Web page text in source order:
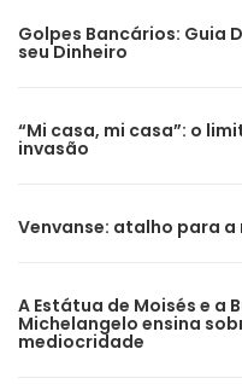
Golpes Bancários: Guia
seu Dinheiro
“Mi casa, mi casa”: o
invasão
Venvanse: atalho para a
A Estátua de Moisés e a
Michelangelo ensina
mediocridade